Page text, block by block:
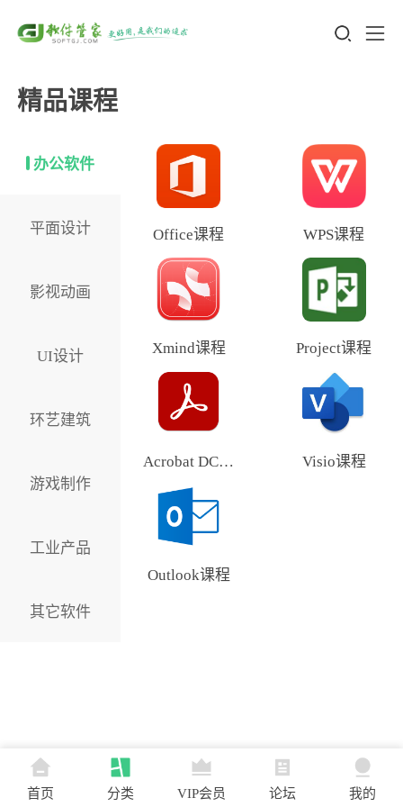
精品课程
办公软件
平面设计
影视动画
UI设计
环艺建筑
游戏制作
工业产品
其它软件
Office课程 WPS课程
Xmind课程 Project课程
Acrobat DC课程 Visio课程
Outlook课程
首页 分类 VIP会员 论坛 我的